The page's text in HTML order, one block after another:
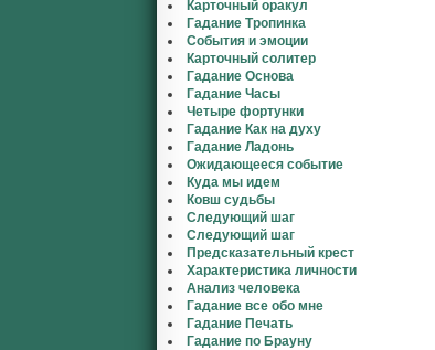
Карточный оракул
Гадание Тропинка
События и эмоции
Карточный солитер
Гадание Основа
Гадание Часы
Четыре фортунки
Гадание Как на духу
Гадание Ладонь
Ожидающееся событие
Куда мы идем
Ковш судьбы
Следующий шаг
Следующий шаг
Предсказательный крест
Характеристика личности
Анализ человека
Гадание все обо мне
Гадание Печать
Гадание по Брауну